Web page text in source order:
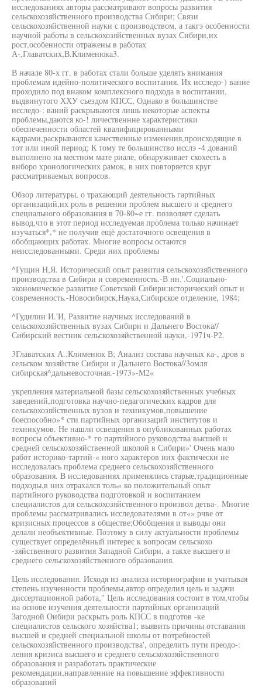
исследованиях авторы рассматривают вопросы развития
сельскохозяйственного производства Сибири; Связи
сельскохозяйственной науки с производством, а такгэ особенности
научной работы в сельскохозяйственных вузах Сибири,их
рост,особенности отражены в работах
А-,Главатских,В.Клименюка3.
В начале 80-х гг. в работах стали больше уделять внимания
проблемам идейно-политического воспитания. Их исследо-) вание
проходило под внаком комплексного подхода в воспитании,
выдвинутого ХХУ съездом КПСС, Однако в большинстве
исследо-: ваний раскрываются лишь некоторые аспекты
проблемы,даются ко-! личественнне характеристики
обеспеченности областей квалифицированными
кадрами,раскрываются качественные изменения,происходящие в
тот или иной период; К тому те большинство исслэ -4 дований
выполнено на местном мате риале, обнаруживает схохесть в
внборо хронологических рамок, в них повторяется круг
рассматриваемых вопросов.
Обзор литературы, о трахающий деятельность гартийных
организаций,их роль в решении проблем высшего и среднего
специального образования в 70-80~е гг. позволяет сделать
вывод,что в этот период исследуемая проблема только начинает
изучаться*,* не получив ещё достаточного освещения в
обобщающих работах. Многие вопросы остаются
неисследованными. Среди них проблемы
^Гущин Н,Я. Исторический опыт развития сельскохозяйственного
производства в Сибири и современность.-В нн.'.Социально-
экономическое развитие Советской Сибири:исторический опыт и
современность.-Новосибирск,Наука,Сибирское отделение, 1984;
^Гудилин И.'И, Развитие научных исследований в
сельскохозяйственных вузах Сибири и Дальнего Востока//
Сибирский вестник сельскохозяйственной науки,-1971ч-Р2.
3Главатских А..Клименюк В; Анализ состава научных ка-, дров в
сельском хозяйстве Сибири и Дальнего Востока//3омля
сибирская^дальневосточная.-1973»-М2«
укрепления материальной базы сельскохозяйственных учебных
заведений,подготовка научно-педагогических кадров для
сельскохозяйственных вузов и техникумов,повышение
боеспособно»* сти партийных организаций институтов и
техникумов. Не нашли освещения в опубликованных работах
вопросы объективно-* го партийного руководства высшей и
средней сельскохозяйственной школой в Сибири»' Очень мало
работ историко-тартий-« ного характеров них фактически не
исследовалась проблема среднего сельскохозяйственного
образования. В исследованиях применялись старые,традиционные
подходы,в них отрахался толь« ко положительный опыт
партийного руководства подготовкой и воспитанием
специалистов для сельскохозяйственного произвол детва-. Многие
проблемы рассматривались исследователями в от«» рчве от
кризисных процессов в обществе;Обобщения и выводы они
делали необъективные. Поэтому в силу актуальности проблемы
существует определённый интерес к вопросам сельскохо
-зяйственного развития Западной Сибири, а такхе высшего и
среднего сельскохозяйственного образования.
Цель исследования. Исходя из анализа историографии и учитывая
степень изученности проблемы,автор определил цель и задачи
диссертационной работа," Цель исследования состоит в том,чтобы
на основе изучения деятельности партийных организаций
Загодной Оибири раскрыть роль КПСС в подготов -ке
специалистов сельского хозяйства1; выявить причины отставания
высшей и средней специальной школы от потребностей
сельскохозяйственного производства', определить пути преодо-:
ления кризиса высшего и среднего сельскохозяйственного
образования и разработать практические
рекомендации,направленние на повышение эффективности
образований